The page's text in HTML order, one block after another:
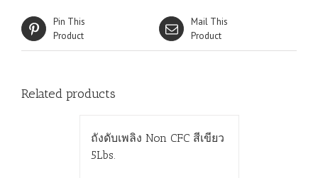
Pin This
Product
Mail This
Product
Related products
ถังดับเพลิง Non CFC สีเขียว
5Lbs.